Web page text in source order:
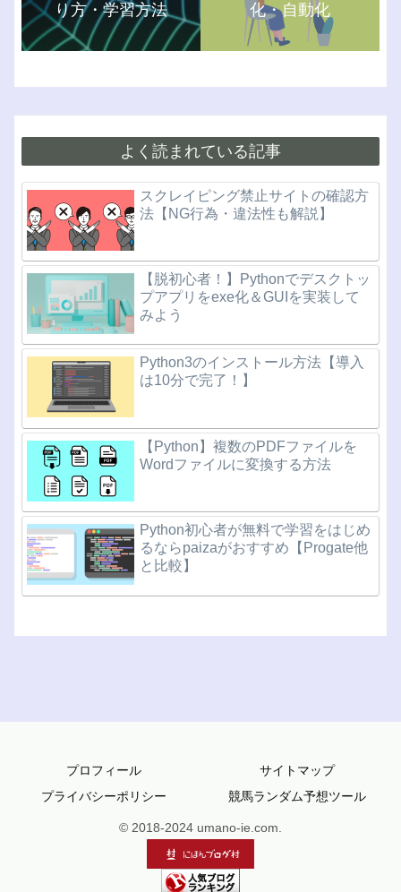
り方・学習方法
化・自動化
よく読まれている記事
スクレイピング禁止サイトの確認方
法【NG行為・違法性も解説】
【脱初心者！】Pythonでデスクトッ
プアプリをexe化＆GUIを実装して
みよう
Python3のインストール方法【導入
は10分で完了！】
【Python】複数のPDFファイルを
Wordファイルに変換する方法
Python初心者が無料で学習をはじめ
るならpaizaがおすすめ【Progate他
と比較】
プロフィール
サイトマップ
プライバシーポリシー
競馬ランダム予想ツール
© 2018-2024 umano-ie.com.